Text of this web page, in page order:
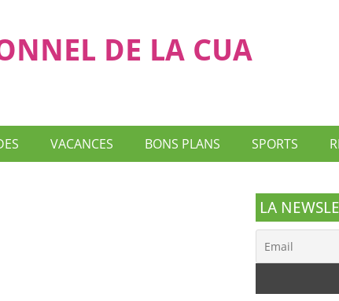
DE LA CUA
VACANCES BONS PLANS SPORTS
LA